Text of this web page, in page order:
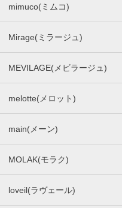
mimuco(ミムコ)
Mirage(ミラージュ)
MEVILAGE(メビラージュ)
melotte(メロット)
main(メーン)
MOLAK(モラク)
loveil(ラヴェール)